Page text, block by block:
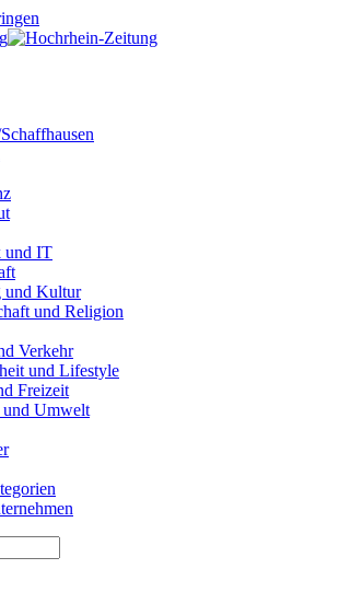
und IT
und Kultur
und Religion
Verkehr
und Lifestyle
Freizeit
und Umwelt